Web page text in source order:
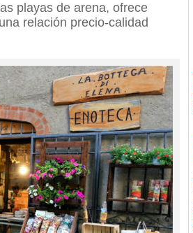
playas de arena, ofrece
relación precio-calidad